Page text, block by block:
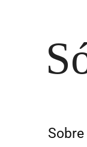
Sobre